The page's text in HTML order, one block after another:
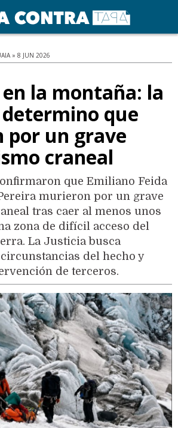
» 8 JUN 2026
la montaña: la
que
por un grave
craneal
que Emiliano Feida
murieron por un grave
tras caer al menos unos
zona de difícil acceso del
La Justicia busca
del hecho y
de terceros.